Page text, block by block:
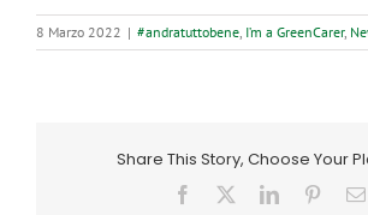
8 Marzo 2022 | #andratuttobene I’m a GreenCarer,
Share This Story, Choose Your
Facebook LinkedIn